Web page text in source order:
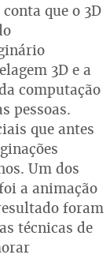
que o 3D
3D e a
computação
pessoas.
que antes
Um dos
a animação
foram
técnicas de